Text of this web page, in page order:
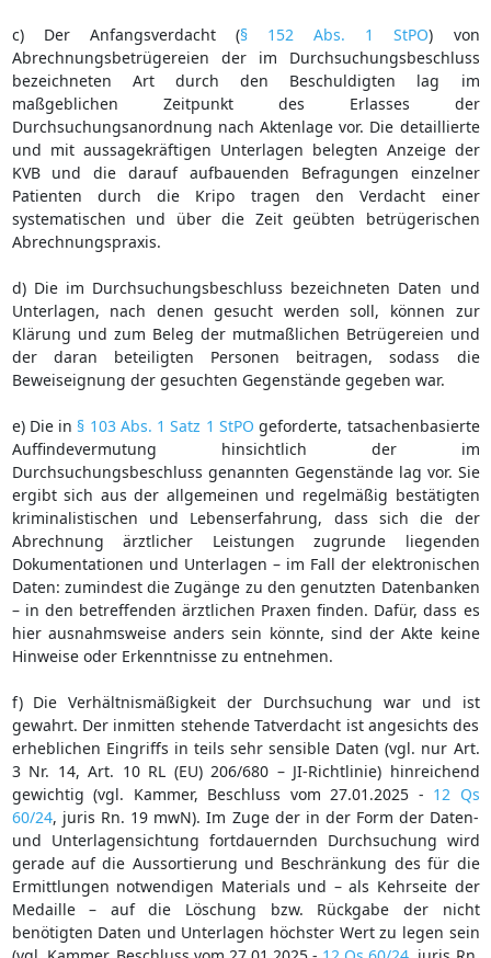
c) Der Anfangsverdacht (§ 152 Abs. 1 StPO) von
Abrechnungsbetrügereien der im Durchsuchungsbeschluss
bezeichneten Art durch den Beschuldigten lag im
maßgeblichen Zeitpunkt des Erlasses der
Durchsuchungsanordnung nach Aktenlage vor. Die detaillierte
und mit aussagekräftigen Unterlagen belegten Anzeige der
KVB und die darauf aufbauenden Befragungen einzelner
Patienten durch die Kripo tragen den Verdacht einer
systematischen und über die Zeit geübten betrügerischen
Abrechnungspraxis.
d) Die im Durchsuchungsbeschluss bezeichneten Daten und
Unterlagen, nach denen gesucht werden soll, können zur
Klärung und zum Beleg der mutmaßlichen Betrügereien und
der daran beteiligten Personen beitragen, sodass die
Beweiseignung der gesuchten Gegenstände gegeben war.
e) Die in § 103 Abs. 1 Satz 1 StPO geforderte, tatsachenbasierte
Auffindevermutung hinsichtlich der im
Durchsuchungsbeschluss genannten Gegenstände lag vor. Sie
ergibt sich aus der allgemeinen und regelmäßig bestätigten
kriminalistischen und Lebenserfahrung, dass sich die der
Abrechnung ärztlicher Leistungen zugrunde liegenden
Dokumentationen und Unterlagen – im Fall der elektronischen
Daten: zumindest die Zugänge zu den genutzten Datenbanken
– in den betreffenden ärztlichen Praxen finden. Dafür, dass es
hier ausnahmsweise anders sein könnte, sind der Akte keine
Hinweise oder Erkenntnisse zu entnehmen.
f) Die Verhältnismäßigkeit der Durchsuchung war und ist
gewahrt. Der inmitten stehende Tatverdacht ist angesichts des
erheblichen Eingriffs in teils sehr sensible Daten (vgl. nur Art.
3 Nr. 14, Art. 10 RL (EU) 206/680 – JI-Richtlinie) hinreichend
gewichtig (vgl. Kammer, Beschluss vom 27.01.2025 - 12 Qs
60/24, juris Rn. 19 mwN). Im Zuge der in der Form der Daten-
und Unterlagensichtung fortdauernden Durchsuchung wird
gerade auf die Aussortierung und Beschränkung des für die
Ermittlungen notwendigen Materials und – als Kehrseite der
Medaille – auf die Löschung bzw. Rückgabe der nicht
benötigten Daten und Unterlagen höchster Wert zu legen sein